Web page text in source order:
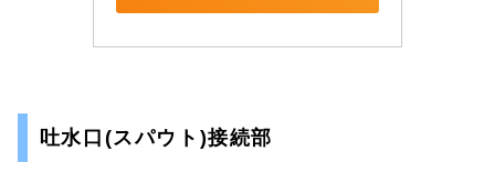
吐水口(スパウト)接続部